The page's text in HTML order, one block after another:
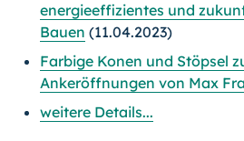
energieeffizientes und
Bauen (11.04.2023)
Farbige Konen und Stöpsel
Ankeröffnungen von Max
weitere Details...